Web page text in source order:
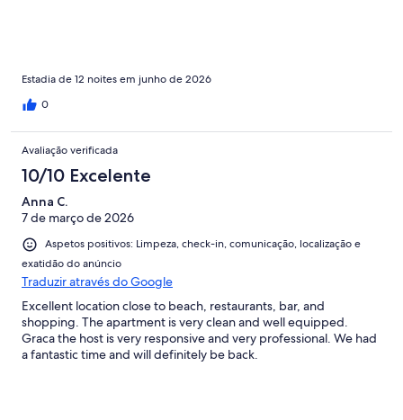
Estadia de 12 noites em junho de 2026
0
Avaliação verificada
10/10 Excelente
Anna C.
7 de março de 2026
Aspetos positivos: Limpeza, check-in, comunicação, localização e
exatidão do anúncio
Traduzir através do Google
Excellent location close to beach, restaurants, bar, and
shopping. The apartment is very clean and well equipped.
Graca the host is very responsive and very professional. We had
a fantastic time and will definitely be back.